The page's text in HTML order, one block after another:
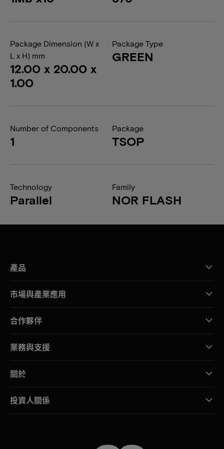
Package Dimension (W x
L x H) mm
12.00 x 20.00 x
1.00
Package Type
GREEN
Number of Components
1
Package
TSOP
Technology
Parallel
Family
NOR FLASH
產品
市場與產業應用
合作夥伴
業務與支援
關於
投資人關係